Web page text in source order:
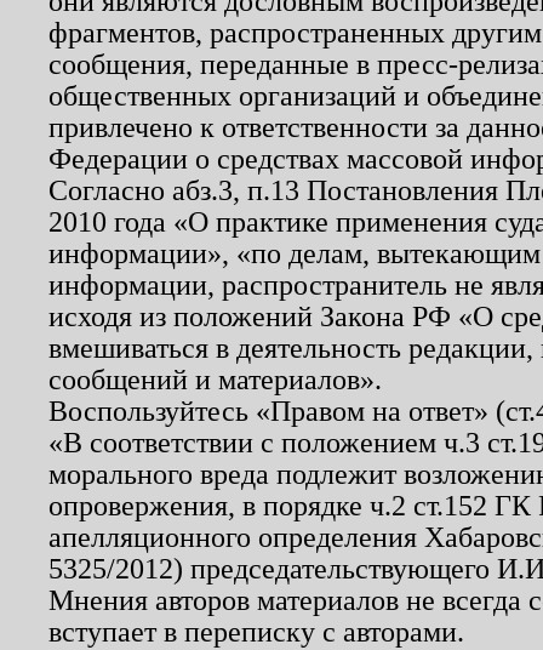
фрагментов, распространенных
сообщения, переданные в пресс-
общественных организаций и
привлечено к ответственности за
Федерации о средствах массовой
Согласно абз.3, п.13 Постановления
2010 года «О практике применения
информации», «по делам, вытекающим
информации, распространитель не
исходя из положений Закона РФ «О
вмешиваться в деятельность
сообщений и материалов».
Воспользуйтесь «Правом на ответ»
«В соответствии с положением ч.3
морального вреда подлежит
опровержения, в порядке ч.2 ст.152
апелляционного определения
5325/2012) председательствующего
Мнения авторов материалов не
вступает в переписку с авторами.